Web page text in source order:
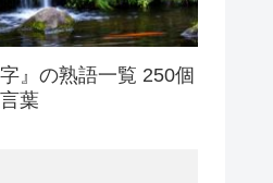
』の熟語一覧 250個
葉